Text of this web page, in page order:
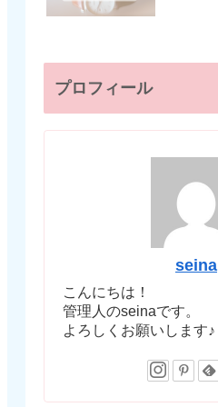
プロフィール
seina
こんにちは！
管理人のseinaです。
よろしくお願いします♪